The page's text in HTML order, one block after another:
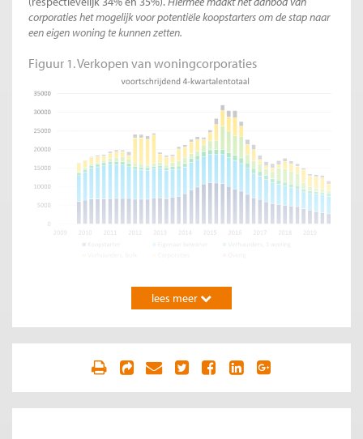
corporaties het mogelijk voor potentiële koopstarters om de stap naar
een eigen woning te kunnen zetten.
Figuur 1. Verkopen van woningcorporaties
Terugval in corporatieverkopen met name
zichtbaar bij koopstarters
2014 kochten koopstarters ruim 10 duizend woningen van
lees meer